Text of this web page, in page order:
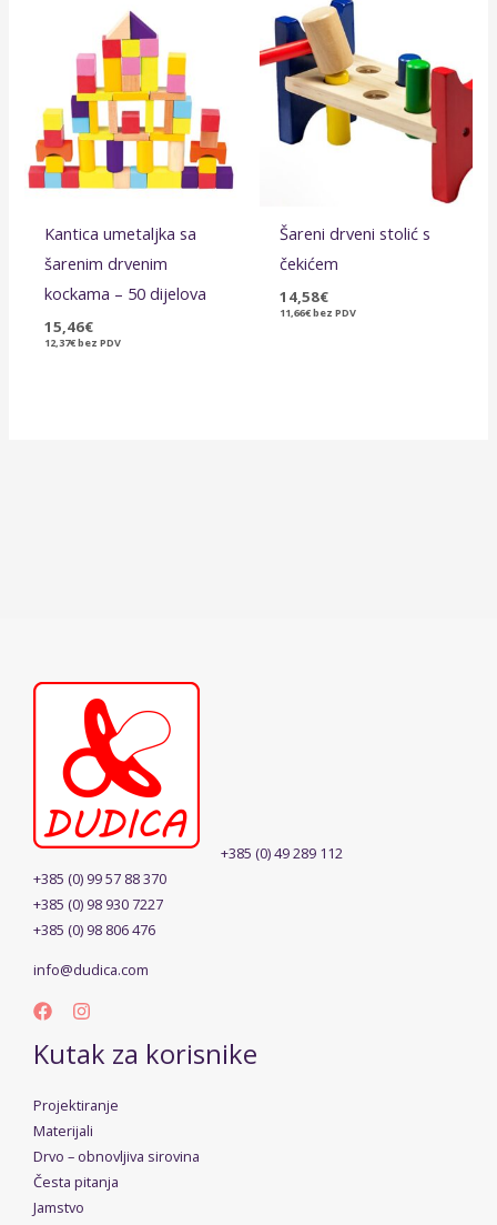
Kantica umetaljka sa
šarenim drvenim
kockama – 50 dijelova
15,46€
12,37€bez PDV
Šareni drveni stolić s
čekićem
14,58€
11,66€bez PDV
+385 (0) 49 289 112
+385 (0) 99 57 88 370
+385 (0) 98 930 7227
+385 (0) 98 806 476
info@dudica.com
Kutak za korisnike
Projektiranje
Materijali
Drvo – obnovljiva sirovina
Česta pitanja
Jamstvo